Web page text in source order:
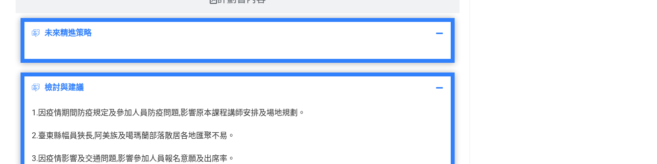
未來精進策略
檢討與建議
1.因疫情期間防疫規定及參加人員防疫問題,影響原本課程講師安排及場地規劃。
2.臺東縣幅員狹長,阿美族及噶瑪蘭部落散居各地匯聚不易。
3.因疫情影響及交通問題,影響參加人員報名意願及出席率。